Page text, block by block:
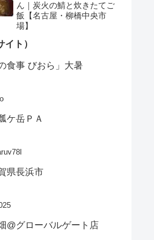
ん｜炭火の鯖と炊きたてご
飯【名古屋・柳橋中央市
場】
ト）
食事 びおら」大暑
ケ岳ＰＡ
県長浜市
@グローバルゲート店